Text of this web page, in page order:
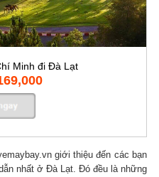
Minh đi Đà Lạt
giới thiệu đến các bạn
nhất ở Đà Lạt. Đó đều là những